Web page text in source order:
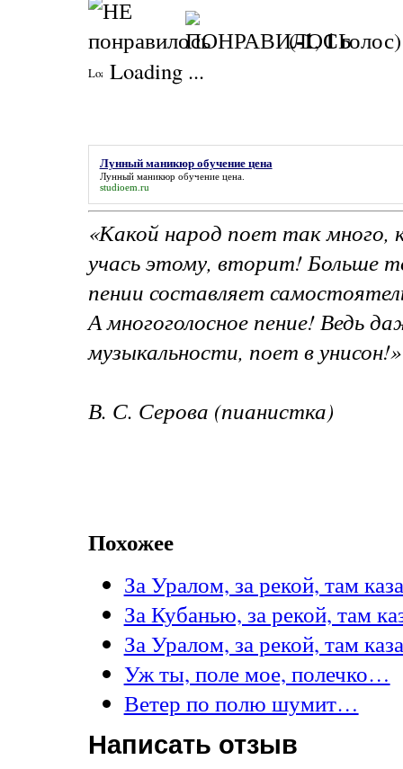
(-1,1голос)
Loading ...
Лунный маникюр обучение цена
Лунный маникюр обучение цена.
studioem.ru
«Какой народ поет так много,
учась этому, вторит! Больше
пении составляет
А многоголосное пение! Ведь
музыкальности, поет в унисон!»
В. С. Серова (пианистка)
Похожее
За Уралом, за рекой, там
За Кубанью, за рекой, там
За Уралом, за рекой, там
Уж ты, поле мое, полечко…
Ветер по полю шумит…
Написать отзыв